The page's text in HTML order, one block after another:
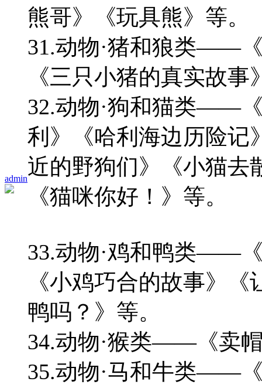
admin
熊哥》《玩具熊》等。
31.动物·猪和狼类——
《三只小猪的真实故
32.动物·狗和猫类——
利》《哈利海边历险记
近的野狗们》《小猫去
《猫咪你好！》等。
33.动物·鸡和鸭类——
《小鸡巧合的故事》
鸭吗？》等。
34.动物·猴类——《卖
35.动物·马和牛类——